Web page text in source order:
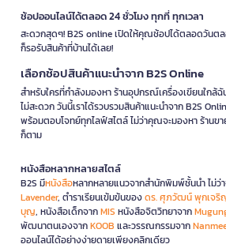
ช้อปออนไลน์ได้ตลอด 24 ชั่วโมง ทุกที่ ทุกเวลา
สะดวกสุดๆ! B2S online เปิดให้คุณช้อปได้ตลอดวันต
ก็รอรับสินค้าที่บ้านได้เลย!
เลือกช้อปสินค้าแนะนำจาก B2S Online
สำหรับใครที่กำลังมองหา ร้านอุปกรณ์เครื่องเขียนใกล้
ไม่สะดวก วันนี้เราได้รวบรวมสินค้าแนะนำจาก B2S
พร้อมตอบโจทย์ทุกไลฟ์สไตล์ ไม่ว่าคุณจะมองหา ร้านข
ก็ตาม
หนังสือหลากหลายสไตล์
B2S มีหนังสือหลากหลายแนวจากสำนักพิมพ์ชั้นนำ ไม่ว่
Lavender, ตำราเรียนเข้มข้นของดร. ศุภวัฒน์ พุกเจริ
บุญ, หนังสือเด็กจากMIS หนังสือจิตวิทยาจาก
พัฒนาตนเองจากKOOB และวรรณกรรมจาก
ออนไลน์ได้อย่างง่ายดายเพียงคลิกเดียว